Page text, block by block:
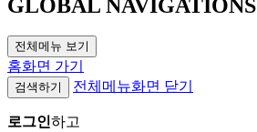
GLOBAL NAVIGATIONS
전체메뉴 보기
홈화면 가기
검색하기 전체메뉴화면 닫기
로그인하고